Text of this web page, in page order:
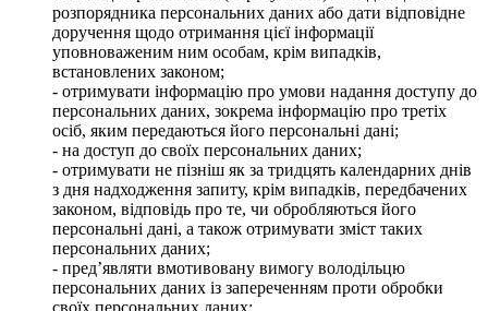
розпорядника персональних даних або дати відповідне
доручення щодо отримання цієї інформації
уповноваженим ним особам, крім випадків,
встановлених законом;
- отримувати інформацію про умови надання доступу до
персональних даних, зокрема інформацію про третіх
осіб, яким передаються його персональні дані;
- на доступ до своїх персональних даних;
- отримувати не пізніш як за тридцять календарних днів
з дня надходження запиту, крім випадків, передбачених
законом, відповідь про те, чи обробляються його
персональні дані, а також отримувати зміст таких
персональних даних;
- пред’являти вмотивовану вимогу володільцю
персональних даних із запереченням проти обробки
своїх персональних даних;